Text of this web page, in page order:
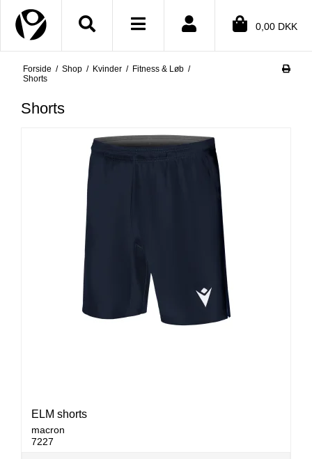
Close menu
(SHOP)
(INFORMATION)
(TEKSTER)
(DIN KONTO)
0,00 DKK
Forside / Shop / Kvinder / Fitness & Løb /
Shorts
Shorts
ELM shorts
macron
7227